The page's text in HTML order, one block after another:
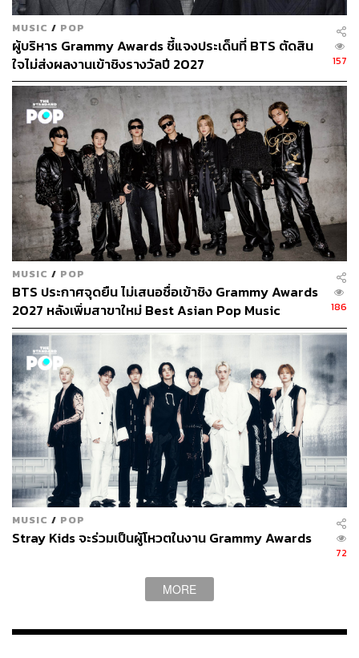
MUSIC / POP
ผู้บริหาร Grammy Awards ชี้แจงประเด็นที่ BTS ตัดสิน
ใจไม่ส่งผลงานเข้าชิงรางวัลปี 2027
157
MUSIC / POP
BTS ประกาศจุดยืน ไม่เสนอชื่อเข้าชิง Grammy Awards
2027 หลังเพิ่มสาขาใหม่ Best Asian Pop Music
Performance
186
MUSIC / POP
Stray Kids จะร่วมเป็นผู้โหวตในงาน Grammy Awards
72
MORE